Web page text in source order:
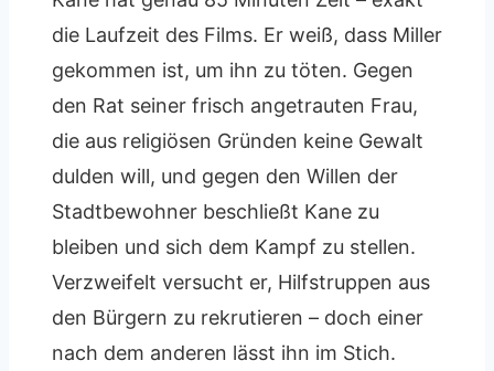
die Laufzeit des Films. Er weiß, dass Miller
gekommen ist, um ihn zu töten. Gegen
den Rat seiner frisch angetrauten Frau,
die aus religiösen Gründen keine Gewalt
dulden will, und gegen den Willen der
Stadtbewohner beschließt Kane zu
bleiben und sich dem Kampf zu stellen.
Verzweifelt versucht er, Hilfstruppen aus
den Bürgern zu rekrutieren – doch einer
nach dem anderen lässt ihn im Stich.